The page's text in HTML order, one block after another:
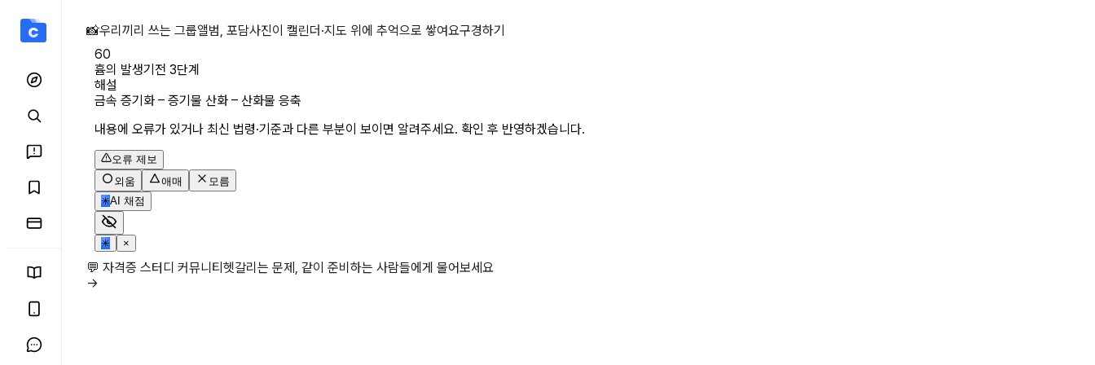
흄의 발생기전 3단계 상세 페이지
📸우리끼리 쓰는 그룹앨범, 포담사진이 캘린더·지도 위에 추억으로 쌓여요구경하기
60
흄의 발생기전 3단계
해설
금속 증기화 – 증기물 산화 – 산화물 응축
내용에 오류가 있거나 최신 법령·기준과 다른 부분이 보이면 알려주세요. 확인 후 반영하겠습니다.
오류 제보
외움
애매
모름
✳AI 채점
✳ ×
💬 자격증 스터디 커뮤니티헷갈리는 문제, 같이 준비하는 사람들에게 물어보세요
→